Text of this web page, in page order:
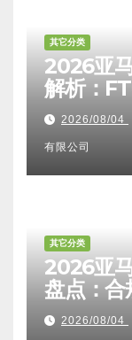
其它分类
2026亚
解析：
比对区别
甄选避坑
2026/08/04
有限公司
其它分类
2026亚
盘点：合
避坑
2026/08/04